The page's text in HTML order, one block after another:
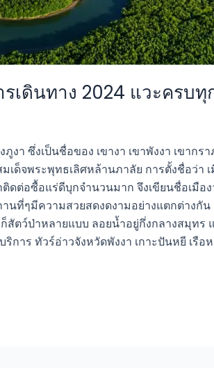
เดินทาง 2024 แวะครบทุ
ภูงา ซึ่งเป็นชื่อของ เขางา เขาพังงา เขา
ด็จพระพุทธเลิศหล้านภาลัย การตั้งชื่อว่า
ดต่อซื้อแร่ดีบุกจำนวนมาก จึงเขียนชื่อเมื
านที่ๆมีความสวยสดงดงามอย่างแตกต่าง
สัตว์ป่าหลายแบบ ลอยน้ำอยู่กึ่งกลางสมุทร
ริการ ทัวร์อ่าวจังหวัดพังงา เกาะปันหยี เรื